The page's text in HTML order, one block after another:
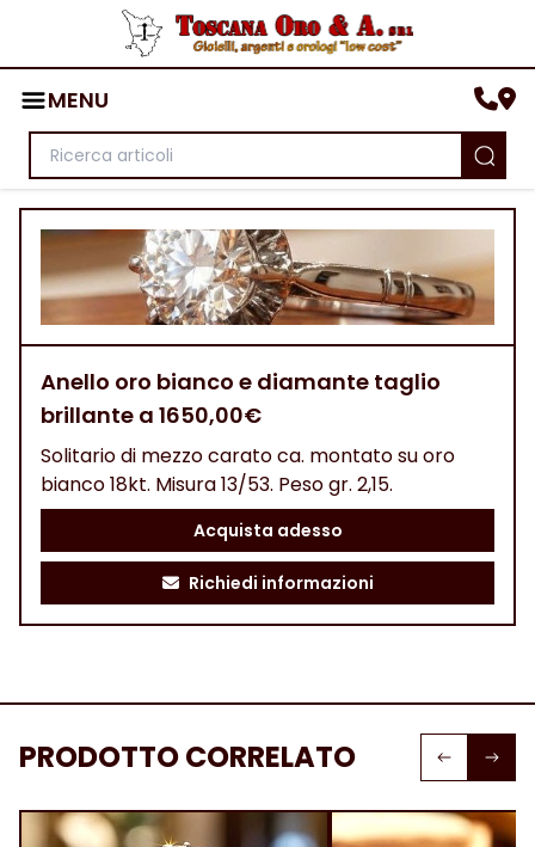
MENU
Anello oro bianco e diamante taglio
brillante a 1650,00€
Solitario di mezzo carato ca. montato su oro
bianco 18kt. Misura 13/53. Peso gr. 2,15.
Acquista adesso
Richiedi informazioni
PRODOTTO CORRELATO